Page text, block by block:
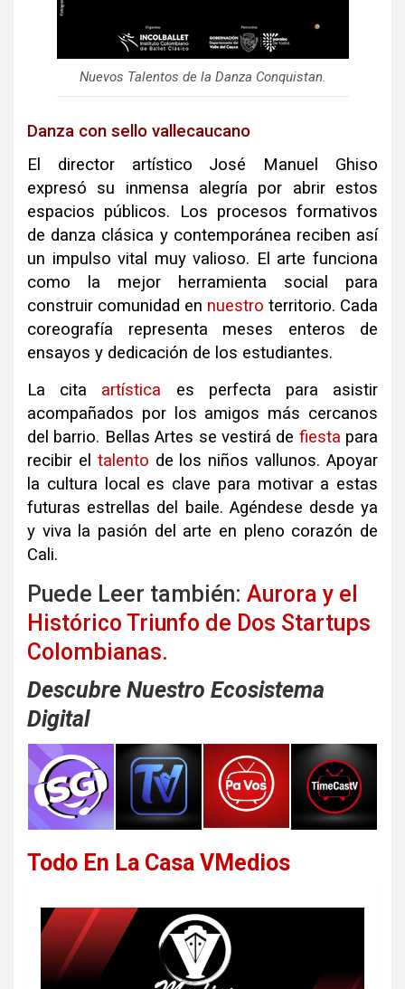
Nuevos Talentos de la Danza Conquistan.
Danza con sello vallecaucano
El director artístico José Manuel Ghiso
expresó su inmensa alegría por abrir estos
espacios públicos. Los procesos formativos
de danza clásica y contemporánea reciben así
un impulso vital muy valioso. El arte funciona
como la mejor herramienta social para
construir comunidad en nuestro territorio. Cada
coreografía representa meses enteros de
ensayos y dedicación de los estudiantes.
La cita artística es perfecta para asistir
acompañados por los amigos más cercanos
del barrio. Bellas Artes se vestirá de fiesta para
recibir el talento de los niños vallunos. Apoyar
la cultura local es clave para motivar a estas
futuras estrellas del baile. Agéndese desde ya
y viva la pasión del arte en pleno corazón de
Cali.
Puede Leer también: Aurora y el
Histórico Triunfo de Dos Startups
Colombianas.
Descubre Nuestro Ecosistema
Digital
Todo En La Casa VMedios